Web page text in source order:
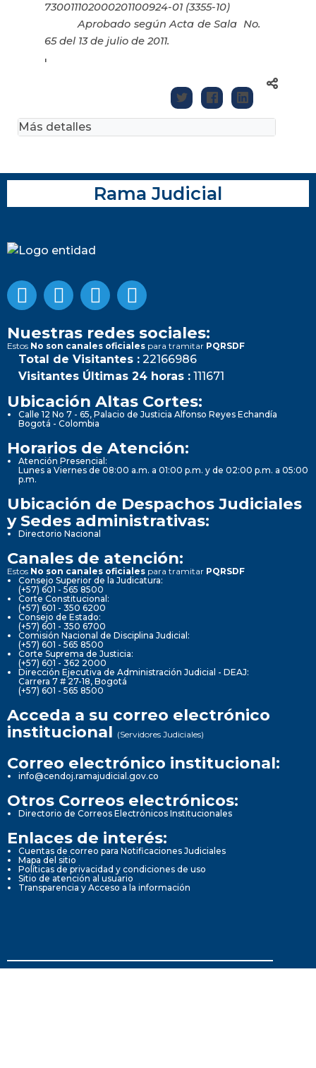
730011102000201100924-01 (3355-10)
Aprobado según Acta de Sala No.
65 del 13 de julio de 2011.
'
Más detalles
Rama Judicial
Nuestras redes sociales:
Estos No son canales oficiales para tramitar PQRSDF
Total de Visitantes : 22166986
Visitantes Últimas 24 horas : 111671
Ubicación Altas Cortes:
Calle 12 No 7 - 65, Palacio de Justicia Alfonso Reyes Echandía
Bogotá - Colombia
Horarios de Atención:
Atención Presencial:
Lunes a Viernes de 08:00 a.m. a 01:00 p.m. y de 02:00 p.m. a 05:00
p.m.
Ubicación de Despachos Judiciales
y Sedes administrativas:
Directorio Nacional
Canales de atención:
Estos No son canales oficiales para tramitar PQRSDF
Consejo Superior de la Judicatura:
(+57) 601 - 565 8500
Corte Constitucional:
(+57) 601 - 350 6200
Consejo de Estado:
(+57) 601 - 350 6700
Comisión Nacional de Disciplina Judicial:
(+57) 601 - 565 8500
Corte Suprema de Justicia:
(+57) 601 - 362 2000
Dirección Ejecutiva de Administración Judicial - DEAJ:
Carrera 7 # 27-18, Bogotá
(+57) 601 - 565 8500
Acceda a su correo electrónico
institucional (Servidores Judiciales)
Correo electrónico institucional:
info@cendoj.ramajudicial.gov.co
Otros Correos electrónicos:
Directorio de Correos Electrónicos Institucionales
Enlaces de interés:
Cuentas de correo para Notificaciones Judiciales
Mapa del sitio
Políticas de privacidad y condiciones de uso
Sitio de atención al usuario
Transparencia y Acceso a la información